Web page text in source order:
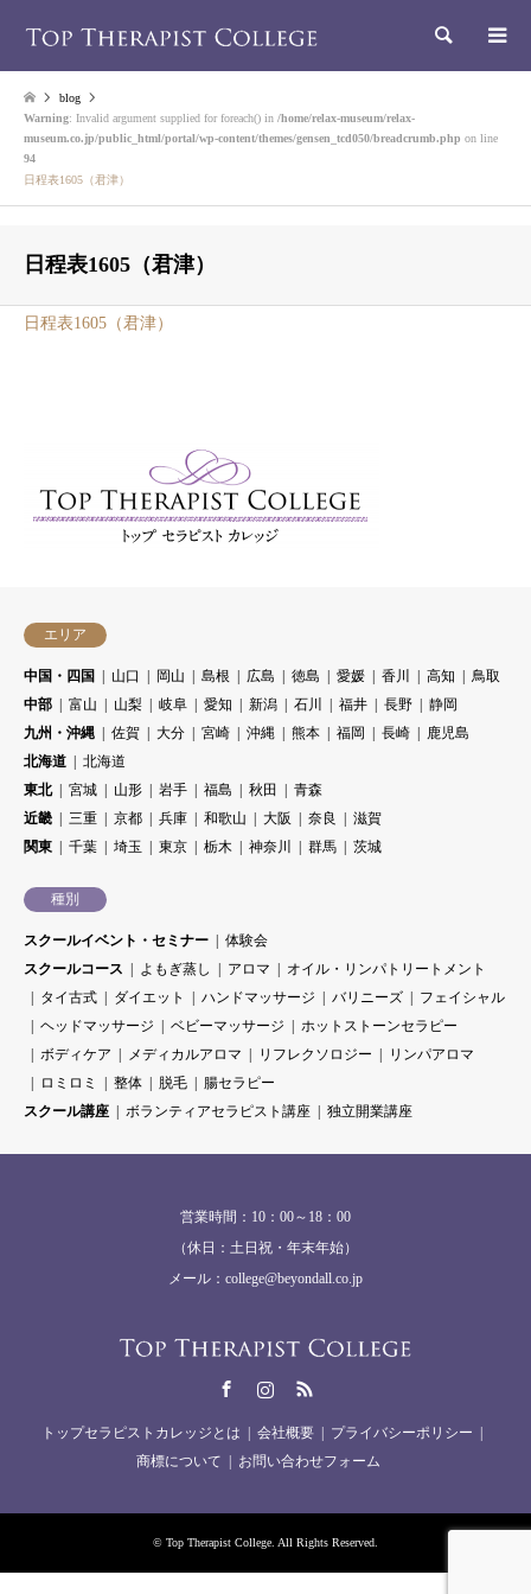
検索
blog
Warning: Invalid argument supplied for foreach() in /home/relax-museum/relax-
museum.co.jp/public_html/portal/wp-content/themes/gensen_tcd050/breadcrumb.php on line
94
日程表1605（君津）
日程表1605（君津）
日程表1605（君津）
エリア
中国・四国 山口 岡山 島根 広島 徳島 愛媛 香川 高知
鳥取
中部
富山 山梨 岐阜 愛知 新潟 石川 福井 長野
静岡
九州・沖縄
佐賀 大分 宮崎 沖縄 熊本 福岡 長崎
鹿児島
北海道
北海道
東北
宮城 山形 岩手 福島 秋田
青森
近畿
三重 京都 兵庫 和歌山 大阪 奈良
滋賀
関東
千葉 埼玉 東京 栃木 神奈川 群馬 茨城
種別
スクールイベント・セミナー
体験会
スクールコース
よもぎ蒸し アロマ
オイル・リンパトリートメント
タイ古式
ダイエット ハンドマッサージ バリニーズ
フェイシャル
ヘッドマッサージ
ベビーマッサージ
ホットストーンセラピー
ボディケア
メディカルアロマ リフレクソロジー
リンパアロマ
ロミロミ
整体 脱毛
腸セラピー
スクール講座
ボランティアセラピスト講座 独立開業講座
営業時間：10：00～18：00
（休日：土日祝・年末年始）
メール：college@beyondall.co.jp
トップセラピストカレッジとは 会社概要
プライバシーポリシー
商標について
お問い合わせフォーム
© Top Therapist College. All Rights Reserved.